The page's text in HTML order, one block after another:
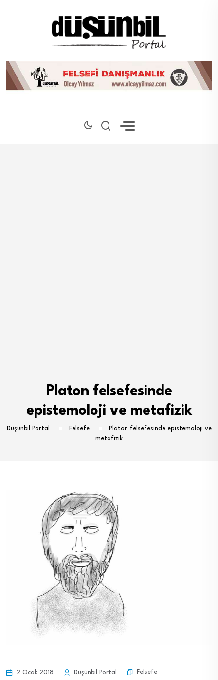
Platon felsefesinde
epistemoloji ve metafizik
Düşünbil Portal Felsefe
Platon felsefesinde epistemoloji ve
metafizik
2 Ocak 2018 Düşünbil Portal Felsefe